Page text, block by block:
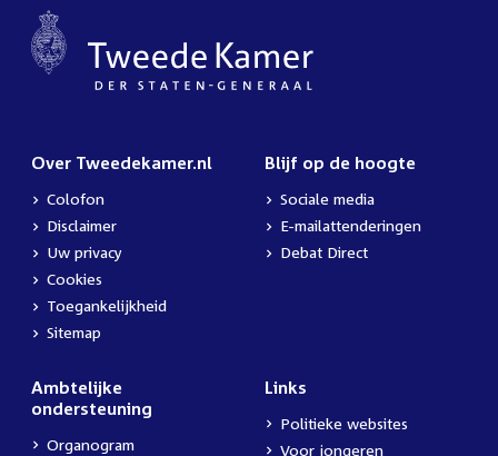
Over Tweedekamer.nl
Colofon
Disclaimer
Uw privacy
Cookies
Toegankelijkheid
Sitemap
Blijf op de hoogte
Sociale media
E-mailattenderingen
Debat Direct
Ambtelijke
ondersteuning
Organogram
Links
Politieke websites
Voor jongeren